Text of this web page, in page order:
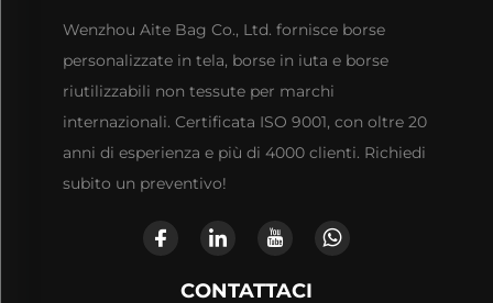
Wenzhou Aite Bag Co., Ltd. fornisce borse
personalizzate in tela, borse in iuta e borse
riutilizzabili non tessute per marchi
internazionali. Certificata ISO 9001, con oltre 20
anni di esperienza e più di 4000 clienti. Richiedi
subito un preventivo!
CONTATTACI